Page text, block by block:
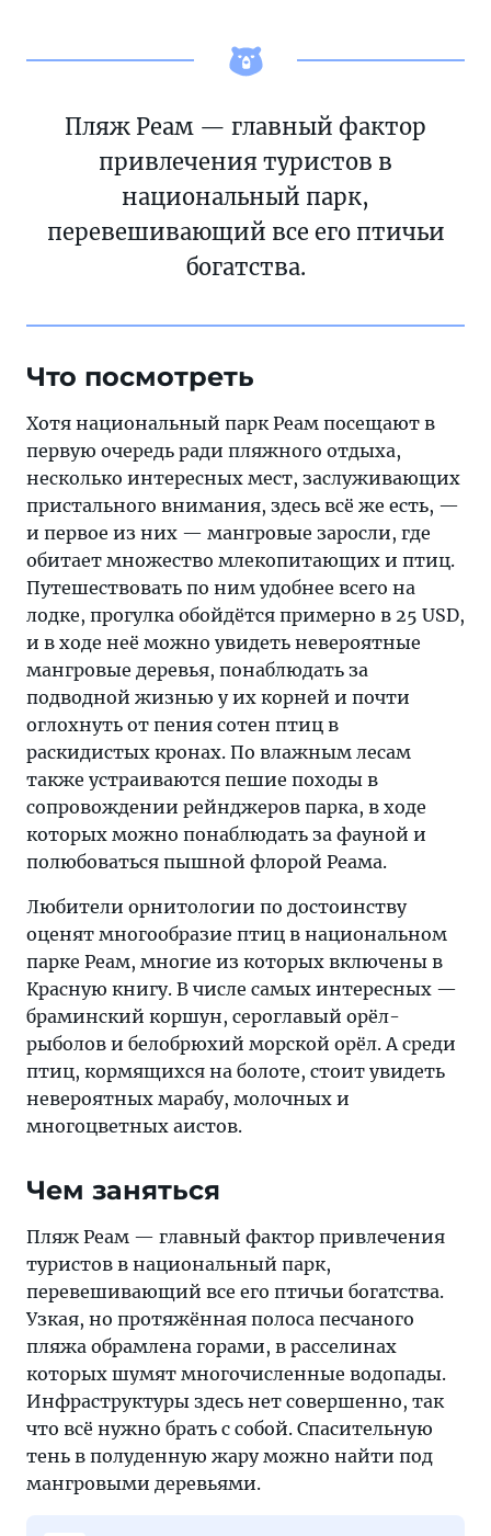
Пляж Реам — главный фактор
привлечения туристов в
национальный парк,
перевешивающий все его птичьи
богатства.
Что посмотреть
Хотя национальный парк Реам посещают в
первую очередь ради пляжного отдыха,
несколько интересных мест, заслуживающих
пристального внимания, здесь всё же есть, —
и первое из них — мангровые заросли, где
обитает множество млекопитающих и птиц.
Путешествовать по ним удобнее всего на
лодке, прогулка обойдётся примерно в 25 USD,
и в ходе неё можно увидеть невероятные
мангровые деревья, понаблюдать за
подводной жизнью у их корней и почти
оглохнуть от пения сотен птиц в
раскидистых кронах. По влажным лесам
также устраиваются пешие походы в
сопровождении рейнджеров парка, в ходе
которых можно понаблюдать за фауной и
полюбоваться пышной флорой Реама.
Любители орнитологии по достоинству
оценят многообразие птиц в национальном
парке Реам, многие из которых включены в
Красную книгу. В числе самых интересных —
браминский коршун, сероглавый орёл-
рыболов и белобрюхий морской орёл. А среди
птиц, кормящихся на болоте, стоит увидеть
невероятных марабу, молочных и
многоцветных аистов.
Чем заняться
Пляж Реам — главный фактор привлечения
туристов в национальный парк,
перевешивающий все его птичьи богатства.
Узкая, но протяжённая полоса песчаного
пляжа обрамлена горами, в расселинах
которых шумят многочисленные водопады.
Инфраструктуры здесь нет совершенно, так
что всё нужно брать с собой. Спасительную
тень в полуденную жару можно найти под
мангровыми деревьями.